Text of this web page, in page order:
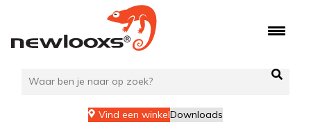
de
Vind een winkelDownloads